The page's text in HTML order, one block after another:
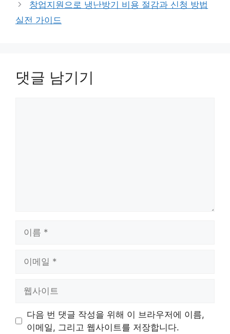
창업지원으로 냉난방기 비용 절감과 신청 방법
실전 가이드
댓글 남기기
트
다음 번 댓글 작성을 위해 이 브라우저에 이름,
이메일, 그리고 웹사이트를 저장합니다.